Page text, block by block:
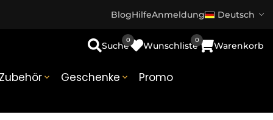
BlogHilfeAnmeldung Deutsch
Zubehör  Geschenke  Promo
Suche Wunschliste
0
Warenkorb
0